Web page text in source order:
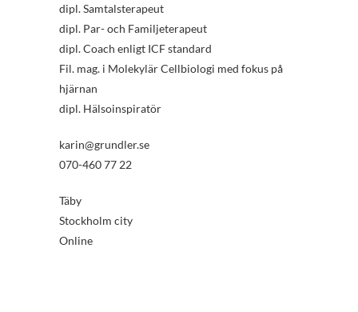
dipl. Samtalsterapeut
dipl. Par- och Familjeterapeut
dipl. Coach enligt ICF standard
Fil. mag. i Molekylär Cellbiologi med fokus på
hjärnan
dipl. Hälsoinspiratör
karin@grundler.se
070-460 77 22
Täby
Stockholm city
Online